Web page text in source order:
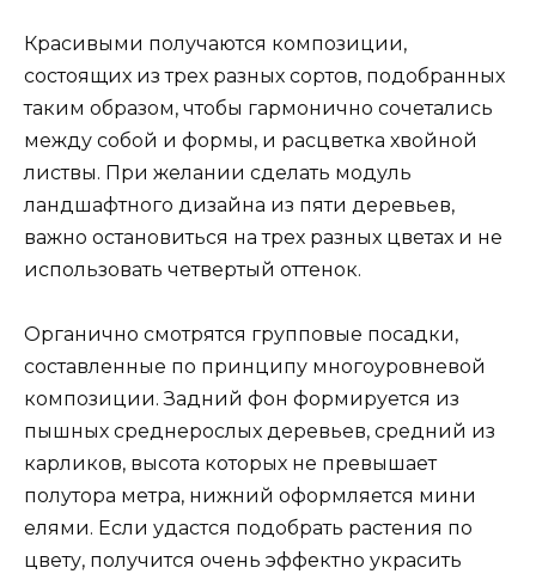
Красивыми получаются композиции,
состоящих из трех разных сортов, подобранных
таким образом, чтобы гармонично сочетались
между собой и формы, и расцветка хвойной
листвы. При желании сделать модуль
ландшафтного дизайна из пяти деревьев,
важно остановиться на трех разных цветах и не
использовать четвертый оттенок.
Органично смотрятся групповые посадки,
составленные по принципу многоуровневой
композиции. Задний фон формируется из
пышных среднерослых деревьев, средний из
карликов, высота которых не превышает
полутора метра, нижний оформляется мини
елями. Если удастся подобрать растения по
цвету, получится очень эффектно украсить